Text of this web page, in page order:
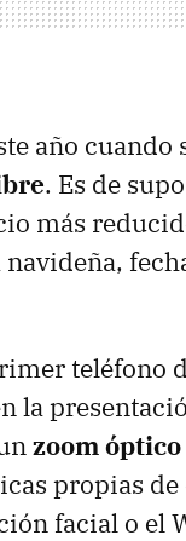
año cuando
. Es de
más
teléfono
la
zoom
propias de
facial o el